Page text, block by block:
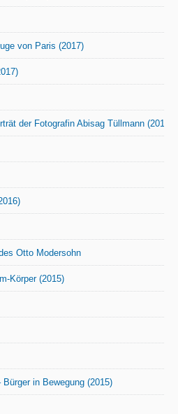
von Paris (2017)
der Fotografin Abisag Tüllmann (2016)
Otto Modersohn
Körper (2015)
in Bewegung (2015)